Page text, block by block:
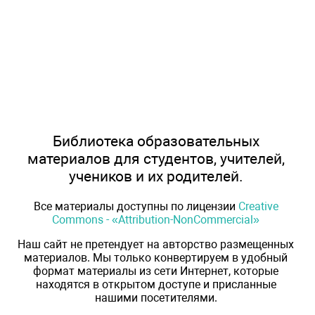
Библиотека образовательных
материалов для студентов, учителей,
учеников и их родителей.
Все материалы доступны по лицензии Creative
Commons - «Attribution-NonCommercial»
Наш сайт не претендует на авторство размещенных
материалов. Мы только конвертируем в удобный
формат материалы из сети Интернет, которые
находятся в открытом доступе и присланные
нашими посетителями.